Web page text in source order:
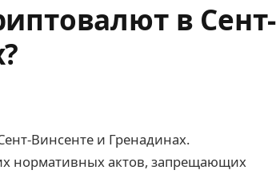
в Сент-
Винсенте и Гренадинах.
нормативных актов, запрещающих